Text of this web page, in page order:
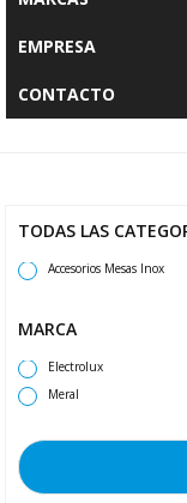
EMPRESA
CONTACTO
TODAS LAS
Accesorios Mesas Inox
MARCA
Electrolux
Meral